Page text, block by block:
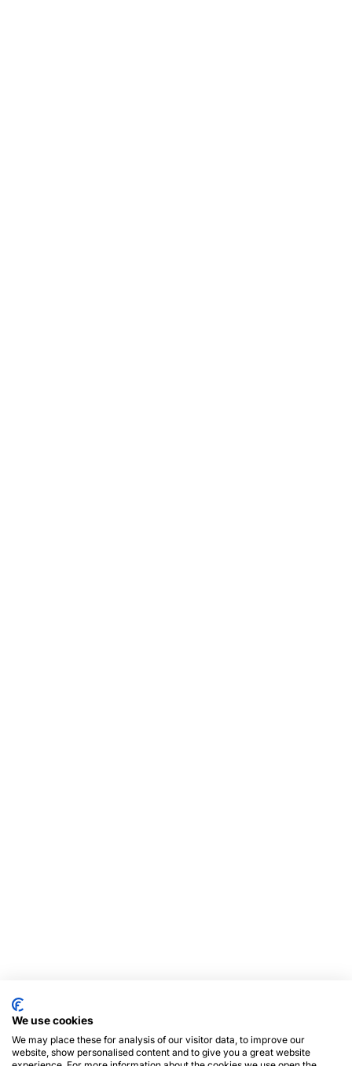
We use cookies
We may place these for analysis of our visitor data, to improve our
website, show personalised content and to give you a great website